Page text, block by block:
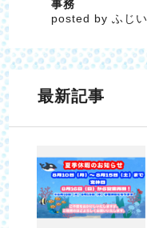
事務
posted by ふじい
最新記事